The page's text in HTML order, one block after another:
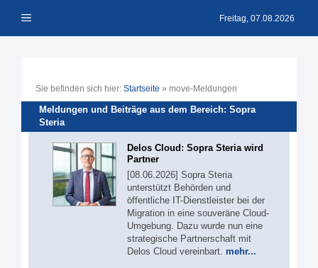
Inhalt Menü Freitag, 07.08.2026
Sie befinden sich hier: Startseite » move-Meldungen
Meldungen und Beiträge aus dem Bereich: Sopra
Steria
Delos Cloud: Sopra Steria wird
Partner
[08.06.2026] Sopra Steria
unterstützt Behörden und
öffentliche IT-Dienstleister bei der
Migration in eine souveräne Cloud-
Umgebung. Dazu wurde nun eine
strategische Partnerschaft mit
Delos Cloud vereinbart. mehr...